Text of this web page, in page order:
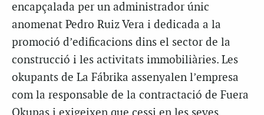
encapçalada per un administrador únic
anomenat Pedro Ruiz Vera i dedicada a la
promoció d’edificacions dins el sector de la
construcció i les activitats immobiliàries. Les
okupants de La Fábrika assenyalen l’empresa
com la responsable de la contractació de Fuera